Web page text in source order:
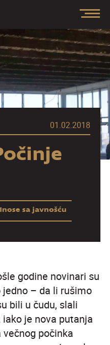
01.02.2018
sa javnošću
godine novinari su
– da li rušimo
bili u čudu, slali
je nova putanja
počinka